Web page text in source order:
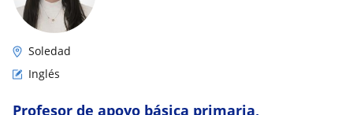
Soledad
Inglés
Profesor de apoyo básica primaria,